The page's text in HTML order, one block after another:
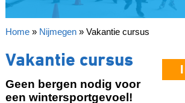
Home» Nijmegen» Vakantie cursus
Vakantie cursus
Geen bergen nodig voor
een wintersportgevoel!